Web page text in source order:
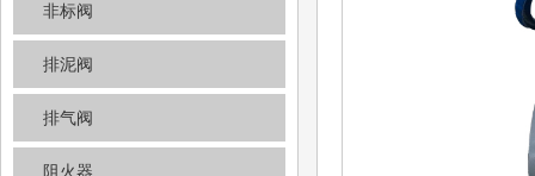
非标阀
排泥阀
排气阀
阻火器